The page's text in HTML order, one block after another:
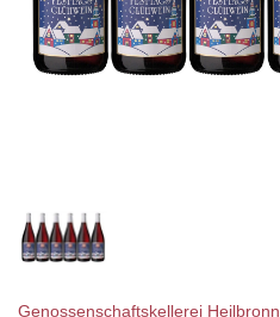
Genossenschaftskellerei Heilbronn